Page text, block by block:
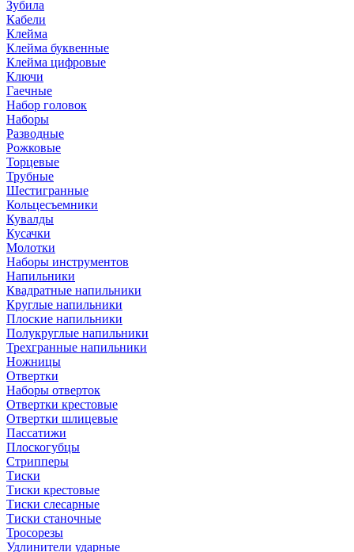
Зубила
Кабели
Клейма
Клейма буквенные
Клейма цифровые
Ключи
Гаечные
Набор головок
Наборы
Разводные
Рожковые
Торцевые
Трубные
Шестигранные
Кольцесъемники
Кувалды
Кусачки
Молотки
Наборы инструментов
Напильники
Квадратные напильники
Круглые напильники
Плоские напильники
Полукруглые напильники
Трехгранные напильники
Ножницы
Отвертки
Наборы отверток
Отвертки крестовые
Отвертки шлицевые
Пассатижи
Плоскогубцы
Стрипперы
Тиски
Тиски крестовые
Тиски слесарные
Тиски станочные
Тросорезы
Удлинители ударные